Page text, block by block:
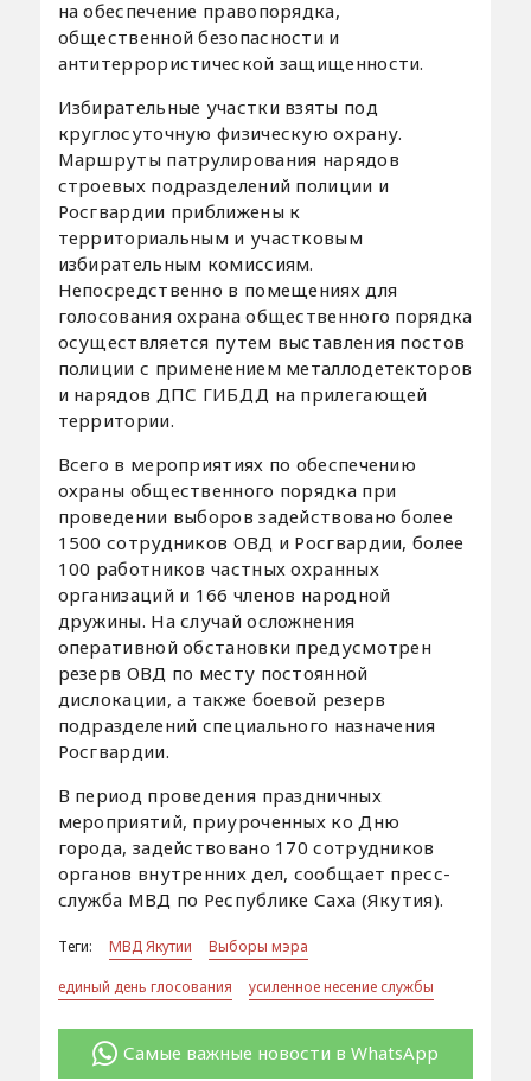
на обеспечение правопорядка,
общественной безопасности и
антитеррористической защищенности.
Избирательные участки взяты под
круглосуточную физическую охрану.
Маршруты патрулирования нарядов
строевых подразделений полиции и
Росгвардии приближены к
территориальным и участковым
избирательным комиссиям.
Непосредственно в помещениях для
голосования охрана общественного порядка
осуществляется путем выставления постов
полиции с применением металлодетекторов
и нарядов ДПС ГИБДД на прилегающей
территории.
Всего в мероприятиях по обеспечению
охраны общественного порядка при
проведении выборов задействовано более
1500 сотрудников ОВД и Росгвардии, более
100 работников частных охранных
организаций и 166 членов народной
дружины. На случай осложнения
оперативной обстановки предусмотрен
резерв ОВД по месту постоянной
дислокации, а также боевой резерв
подразделений специального назначения
Росгвардии.
В период проведения праздничных
мероприятий, приуроченных ко Дню
города, задействовано 170 сотрудников
органов внутренних дел, сообщает пресс-
служба МВД по Республике Саха (Якутия).
Теги: МВД Якутии
Выборы мэра
единый день глосования
усиленное несение службы
Самые важные новости в WhatsApp